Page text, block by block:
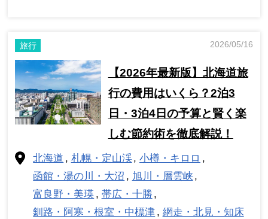
旅行 2026/05/16
【2026年最新版】北海道旅
行の費用はいくら？2泊3
日・3泊4日の予算と賢く楽
しむ節約術を徹底解説！
北海道 札幌・定山渓
小樽・キロロ
函館・湯の川・大沼
旭川・層雲峡
富良野・美瑛
帯広・十勝
釧路・阿寒・根室・中標津
網走・北見・知床